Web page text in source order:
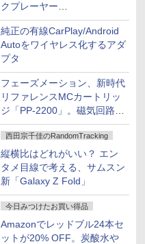
クプレーヤー
「Primo（2026）」
純正の有線CarPlay/Android
Autoをワイヤレス化するアダ
プタ
フェーズメーション、新時代
リファレンスMCカートリッ
ジ「PP-2200」。磁気回路や
ハウジングを根本から見直し
西田宗千佳のRandomTracking
縦横比はどれがいい？ エン
タメ目線で考える、サムスン
新「Galaxy Z Fold」
今日みつけたお買い得品
Amazonでレッドブル24本セ
ットが20% OFF。炭酸水や